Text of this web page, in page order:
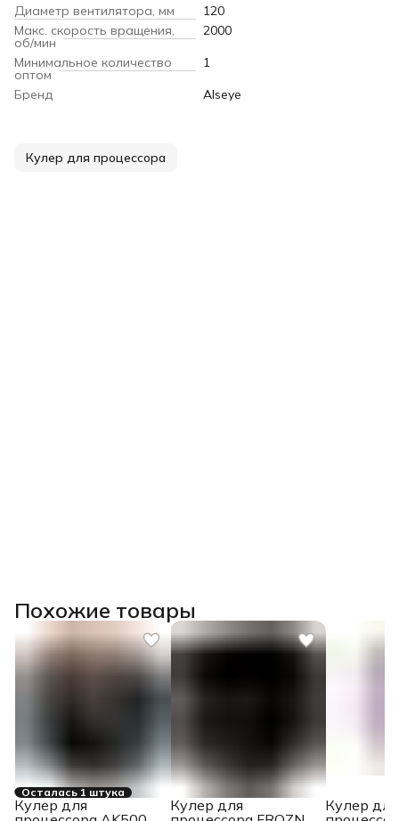
Диаметр вентилятора, мм
120
Макс. скорость вращения,
об/мин
2000
Минимальное количество
оптом
1
Бренд
Alseye
Кулер для процессора
Похожие товары
Осталась 1 штука
Кулер для
Кулер для
Кулер для